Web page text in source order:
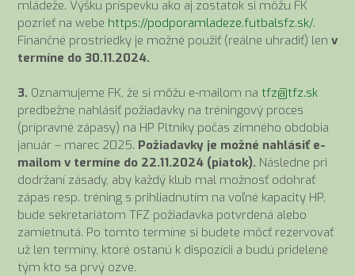
mládeže. Výšku príspevku ako aj zostatok si môžu FK
pozrieť na webe https://podporamladeze.futbalsfz.sk/.
Finančné prostriedky je možné použiť (reálne uhradiť) len v
termíne do 30.11.2024.
3. Oznamujeme FK, že si môžu e-mailom na tfz@tfz.sk
predbežne nahlásiť požiadavky na tréningový proces
(prípravné zápasy) na HP Pltníky počas zimného obdobia
január – marec 2025. Požiadavky je možné nahlásiť e-
mailom v termíne do 22.11.2024 (piatok). Následne pri
dodržaní zásady, aby každý klub mal možnosť odohrať
zápas resp. tréning s prihliadnutím na voľné kapacity HP,
bude sekretariátom TFZ požiadavka potvrdená alebo
zamietnutá. Po tomto termíne si budete môcť rezervovať
už len termíny, ktoré ostanú k dispozícii a budú pridelené
tým kto sa prvý ozve.